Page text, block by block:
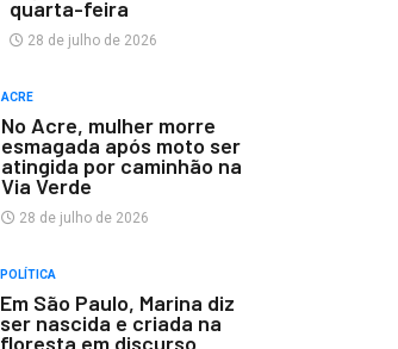
quarta-feira
28 de julho de 2026
ACRE
No Acre, mulher morre
esmagada após moto ser
atingida por caminhão na
Via Verde
28 de julho de 2026
POLÍTICA
Em São Paulo, Marina diz
ser nascida e criada na
floresta em discurso